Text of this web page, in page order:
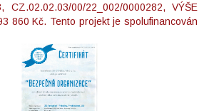
CZ.02.02.03/00/22_002/0000282, VÝŠE
860 Kč. Tento projekt je spolufinancován